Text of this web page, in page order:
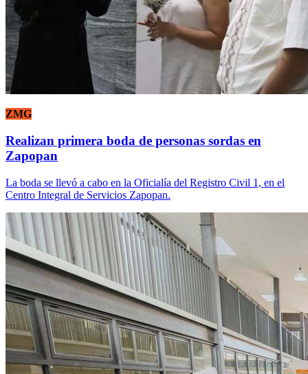
ZMG
Realizan primera boda de personas sordas en
Zapopan
La boda se llevó a cabo en la Oficialía del Registro Civil 1, en el
Centro Integral de Servicios Zapopan.